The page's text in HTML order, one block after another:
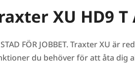
XU HD9 T
FÖR JOBBET. Traxter XU är
du behöver för att åta dig